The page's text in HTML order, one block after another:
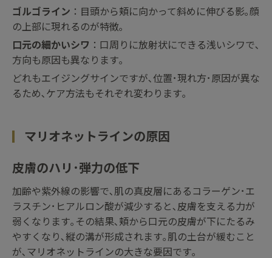
ゴルゴライン ：目頭から頬に向かって斜めに伸びる影｡顔
の上部に現れるのが特徴｡
口元の細かいシワ ：口周りに放射状にできる浅いシワで､
方向も原因も異なります｡
どれもエイジングサインですが､位置･現れ方･原因が異な
るため､ケア方法もそれぞれ変わります｡
マリオネットラインの原因
皮膚のハリ･弾力の低下
加齢や紫外線の影響で､肌の真皮層にあるコラーゲン･エ
ラスチン･ヒアルロン酸が減少すると､皮膚を支える力が
弱くなります｡その結果､頬から口元の皮膚が下にたるみ
やすくなり､縦の溝が形成されます｡肌の土台が緩むこと
が､マリオネットラインの大きな要因です｡